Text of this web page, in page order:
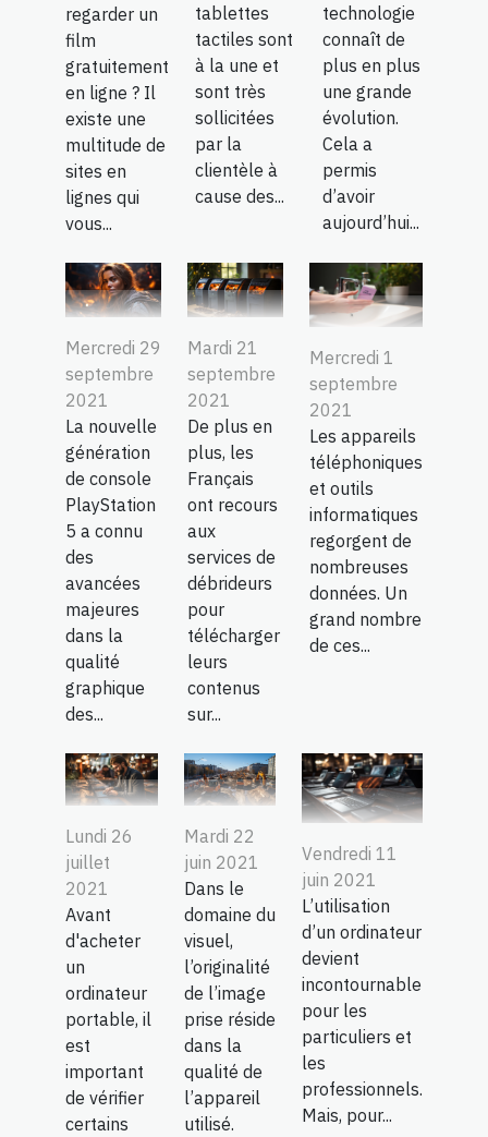
regarder un
film
gratuitement
en ligne ? Il
existe une
multitude de
sites en
lignes qui
vous...
tablettes
tactiles sont
à la une et
sont très
sollicitées
par la
clientèle à
cause des...
technologie
connaît de
plus en plus
une grande
évolution.
Cela a
permis
d’avoir
aujourd’hui...
Mercredi 29
septembre
2021
La nouvelle
génération
de console
PlayStation
5 a connu
des
avancées
majeures
dans la
qualité
graphique
des...
Mardi 21
septembre
2021
De plus en
plus, les
Français
ont recours
aux
services de
débrideurs
pour
télécharger
leurs
contenus
sur...
Mercredi 1
septembre
2021
Les appareils
téléphoniques
et outils
informatiques
regorgent de
nombreuses
données. Un
grand nombre
de ces...
Lundi 26
juillet
2021
Avant
d'acheter
un
ordinateur
portable, il
est
important
de vérifier
certains
Mardi 22
juin 2021
Dans le
domaine du
visuel,
l’originalité
de l’image
prise réside
dans la
qualité de
l’appareil
utilisé.
Vendredi 11
juin 2021
L’utilisation
d’un ordinateur
devient
incontournable
pour les
particuliers et
les
professionnels.
Mais, pour...